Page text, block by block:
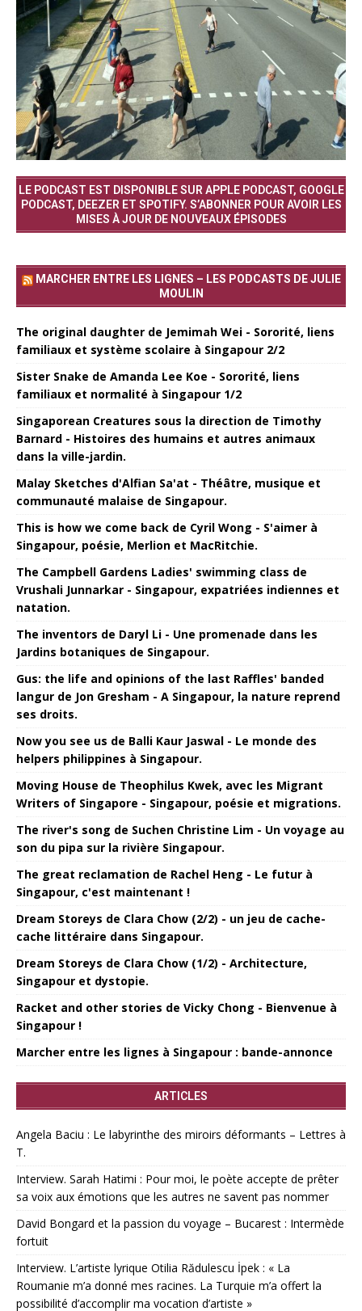
LE PODCAST EST DISPONIBLE SUR APPLE PODCAST, GOOGLE
PODCAST, DEEZER ET SPOTIFY. S’ABONNER POUR AVOIR LES
MISES À JOUR DE NOUVEAUX ÉPISODES
MARCHER ENTRE LES LIGNES – LES PODCASTS DE JULIE
MOULIN
The original daughter de Jemimah Wei - Sororité, liens
familiaux et système scolaire à Singapour 2/2
Sister Snake de Amanda Lee Koe - Sororité, liens
familiaux et normalité à Singapour 1/2
Singaporean Creatures sous la direction de Timothy
Barnard - Histoires des humains et autres animaux
dans la ville-jardin.
Malay Sketches d'Alfian Sa'at - Théâtre, musique et
communauté malaise de Singapour.
This is how we come back de Cyril Wong - S'aimer à
Singapour, poésie, Merlion et MacRitchie.
The Campbell Gardens Ladies' swimming class de
Vrushali Junnarkar - Singapour, expatriées indiennes et
natation.
The inventors de Daryl Li - Une promenade dans les
Jardins botaniques de Singapour.
Gus: the life and opinions of the last Raffles' banded
langur de Jon Gresham - A Singapour, la nature reprend
ses droits.
Now you see us de Balli Kaur Jaswal - Le monde des
helpers philippines à Singapour.
Moving House de Theophilus Kwek, avec les Migrant
Writers of Singapore - Singapour, poésie et migrations.
The river's song de Suchen Christine Lim - Un voyage au
son du pipa sur la rivière Singapour.
The great reclamation de Rachel Heng - Le futur à
Singapour, c'est maintenant !
Dream Storeys de Clara Chow (2/2) - un jeu de cache-
cache littéraire dans Singapour.
Dream Storeys de Clara Chow (1/2) - Architecture,
Singapour et dystopie.
Racket and other stories de Vicky Chong - Bienvenue à
Singapour !
Marcher entre les lignes à Singapour : bande-annonce
ARTICLES
Angela Baciu : Le labyrinthe des miroirs déformants – Lettres à
T.
Interview. Sarah Hatimi : Pour moi, le poète accepte de prêter
sa voix aux émotions que les autres ne savent pas nommer
David Bongard et la passion du voyage – Bucarest : Intermède
fortuit
Interview. L’artiste lyrique Otilia Rădulescu İpek : « La
Roumanie m’a donné mes racines. La Turquie m’a offert la
possibilité d’accomplir ma vocation d’artiste »